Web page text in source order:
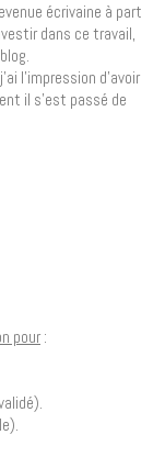
écrivaine à part
dans ce travail,
l’impression d’avoir
il s’est passé de
pour :